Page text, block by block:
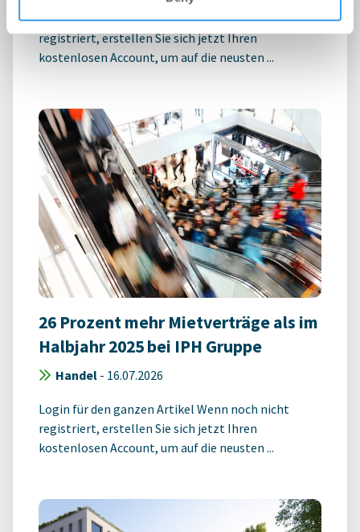
Login für den ganzen Artikel Wenn noch nicht
registriert, erstellen Sie sich jetzt Ihren
kostenlosen Account, um auf die neusten ...
26 Prozent mehr Mietverträge als im
Halbjahr 2025 bei IPH Gruppe
Handel - 16.07.2026
Login für den ganzen Artikel Wenn noch nicht
registriert, erstellen Sie sich jetzt Ihren
kostenlosen Account, um auf die neusten ...